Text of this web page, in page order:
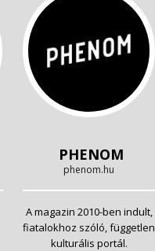
PHENOM
phenom.hu
A magazin 2010-ben indult,
fiatalokhoz szóló, független
kulturális portál.